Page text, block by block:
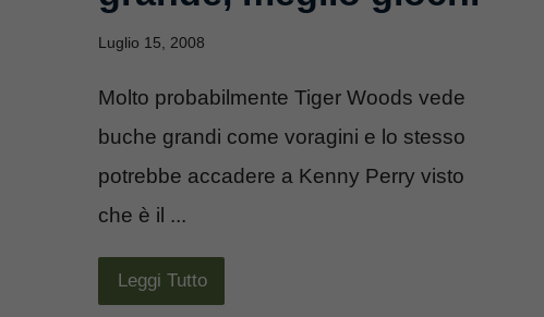
Luglio 15, 2008
Molto probabilmente Tiger Woods vede
buche grandi come voragini e lo stesso
potrebbe accadere a Kenny Perry visto
che è il ...
Leggi Tutto